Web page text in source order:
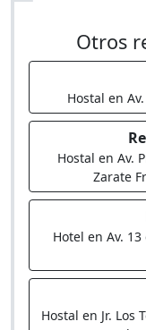
Otros
Hostal en
Hostal en Av.
Zarate
Hotel en Av.
Hostal en Jr. Los